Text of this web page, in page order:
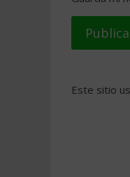
Este sitio